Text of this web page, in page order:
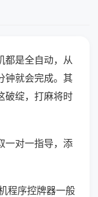
都是全自动，从
钟就会完成。其
破绽，打麻将时
一对一指导，添
程序控牌器一般